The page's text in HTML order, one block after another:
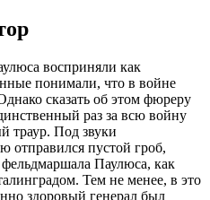
восприняли как
понимали, что в войне
сказать об этом фюреру
раз за всю войну
траур. Под звуки
отправился пустой гроб,
Паулюса, как
Тем не менее, в это
здоровый генерал был